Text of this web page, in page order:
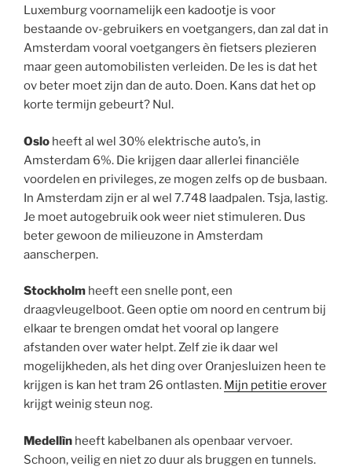
Luxemburg voornamelijk een kadootje is voor
bestaande ov-gebruikers en voetgangers, dan zal dat in
Amsterdam vooral voetgangers èn fietsers plezieren
maar geen automobilisten verleiden. De les is dat het
ov beter moet zijn dan de auto. Doen. Kans dat het op
korte termijn gebeurt? Nul.
Oslo heeft al wel 30% elektrische auto’s, in
Amsterdam 6%. Die krijgen daar allerlei financiële
voordelen en privileges, ze mogen zelfs op de busbaan.
In Amsterdam zijn er al wel 7.748 laadpalen. Tsja, lastig.
Je moet autogebruik ook weer niet stimuleren. Dus
beter gewoon de milieuzone in Amsterdam
aanscherpen.
Stockholm heeft een snelle pont, een
draagvleugelboot. Geen optie om noord en centrum bij
elkaar te brengen omdat het vooral op langere
afstanden over water helpt. Zelf zie ik daar wel
mogelijkheden, als het ding over Oranjesluizen heen te
krijgen is kan het tram 26 ontlasten. Mijn petitie erover
krijgt weinig steun nog.
Medellìn heeft kabelbanen als openbaar vervoer.
Schoon, veilig en niet zo duur als bruggen en tunnels.